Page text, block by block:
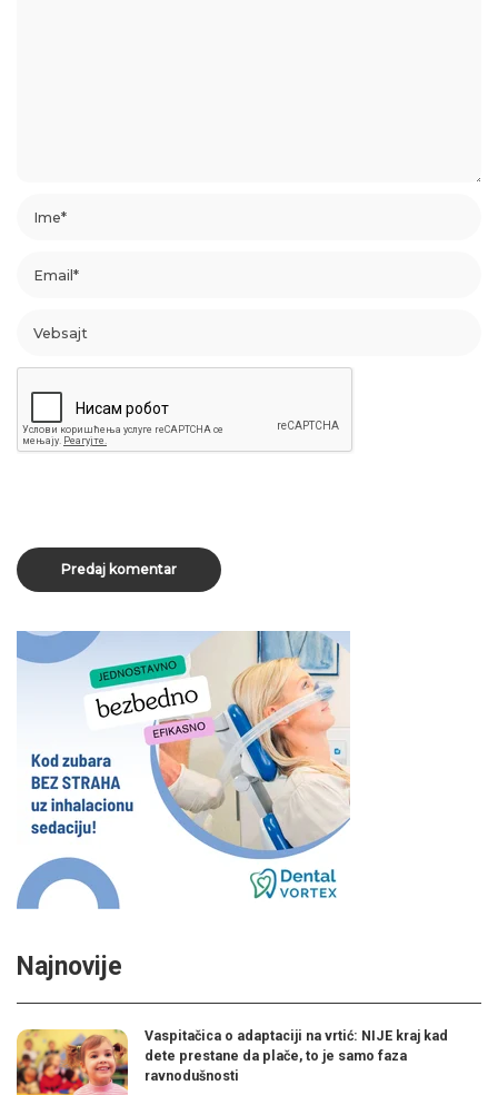
Najnovije
Vaspitačica o adaptaciji na vrtić: NIJE kraj kad
dete prestane da plače, to je samo faza
ravnodušnosti